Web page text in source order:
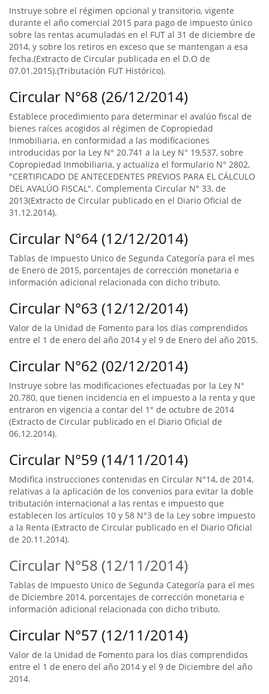
Instruye sobre el régimen opcional y transitorio, vigente
durante el año comercial 2015 para pago de impuesto único
sobre las rentas acumuladas en el FUT al 31 de diciembre de
2014, y sobre los retiros en exceso que se mantengan a esa
fecha.(Extracto de Circular publicada en el D.O de
07.01.2015).(Tributación FUT Histórico).
Circular N°68 (26/12/2014)
Establece procedimiento para determinar el avalúo fiscal de
bienes raíces acogidos al régimen de Copropiedad
Inmobiliaria, en conformidad a las modificaciones
introducidas por la Ley N° 20.741 a la Ley N° 19,537, sobre
Copropiedad Inmobiliaria, y actualiza el formulario N° 2802,
"CERTIFICADO DE ANTECEDENTES PREVIOS PARA EL CÁLCULO
DEL AVALÚO FISCAL". Complementa Circular N° 33, de
2013(Extracto de Circular publicado en el Diario Oficial de
31.12.2014).
Circular N°64 (12/12/2014)
Tablas de Impuesto Unico de Segunda Categoría para el mes
de Enero de 2015, porcentajes de corrección monetaria e
información adicional relacionada con dicho tributo.
Circular N°63 (12/12/2014)
Valor de la Unidad de Fomento para los días comprendidos
entre el 1 de enero del año 2014 y el 9 de Enero del año 2015.
Circular N°62 (02/12/2014)
Instruye sobre las modificaciones efectuadas por la Ley N°
20.780, que tienen incidencia en el impuesto a la renta y que
entraron en vigencia a contar del 1° de octubre de 2014
(Extracto de Circular publicado en el Diario Oficial de
06.12.2014).
Circular N°59 (14/11/2014)
Modifica instrucciones contenidas en Circular N°14, de 2014,
relativas a la aplicación de los convenios para evitar la doble
tributación internacional a las rentas e impuesto que
establecen los artículos 10 y 58 N°3 de la Ley sobre Impuesto
a la Renta (Extracto de Circular publicado en el Diario Oficial
de 20.11.2014).
Circular N°58 (12/11/2014)
Tablas de Impuesto Unico de Segunda Categoría para el mes
de Diciembre 2014, porcentajes de corrección monetaria e
información adicional relacionada con dicho tributo.
Circular N°57 (12/11/2014)
Valor de la Unidad de Fomento para los días comprendidos
entre el 1 de enero del año 2014 y el 9 de Diciembre del año
2014.